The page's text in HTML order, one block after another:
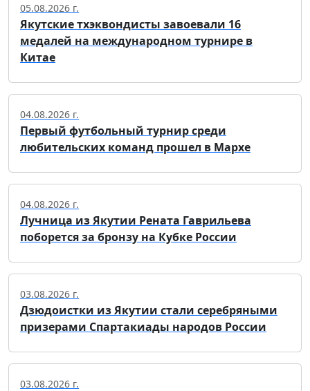
05.08.2026 г.
Якутские тхэквондисты завоевали 16
медалей на международном турнире в
Китае
04.08.2026 г.
Первый футбольный турнир среди
любительских команд прошел в Мархе
04.08.2026 г.
Лучница из Якутии Рената Гаврильева
поборется за бронзу на Кубке России
03.08.2026 г.
Дзюдоистки из Якутии стали серебряными
призерами Спартакиады народов России
03.08.2026 г.